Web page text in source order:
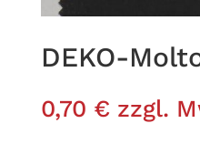
DEKO-
0,70 € zzgl.